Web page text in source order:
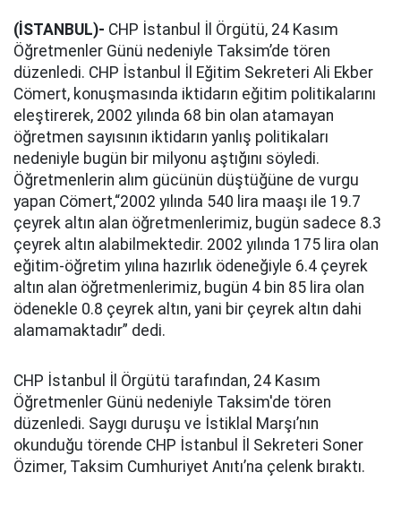
(İSTANBUL)- CHP İstanbul İl Örgütü, 24 Kasım
Öğretmenler Günü nedeniyle Taksim’de tören
düzenledi. CHP İstanbul İl Eğitim Sekreteri Ali Ekber
Cömert, konuşmasında iktidarın eğitim politikalarını
eleştirerek, 2002 yılında 68 bin olan atamayan
öğretmen sayısının iktidarın yanlış politikaları
nedeniyle bugün bir milyonu aştığını söyledi.
Öğretmenlerin alım gücünün düştüğüne de vurgu
yapan Cömert,“2002 yılında 540 lira maaşı ile 19.7
çeyrek altın alan öğretmenlerimiz, bugün sadece 8.3
çeyrek altın alabilmektedir. 2002 yılında 175 lira olan
eğitim-öğretim yılına hazırlık ödeneğiyle 6.4 çeyrek
altın alan öğretmenlerimiz, bugün 4 bin 85 lira olan
ödenekle 0.8 çeyrek altın, yani bir çeyrek altın dahi
alamamaktadır” dedi.
CHP İstanbul İl Örgütü tarafından, 24 Kasım
Öğretmenler Günü nedeniyle Taksim'de tören
düzenledi. Saygı duruşu ve İstiklal Marşı’nın
okunduğu törende CHP İstanbul İl Sekreteri Soner
Özimer, Taksim Cumhuriyet Anıtı’na çelenk bıraktı.